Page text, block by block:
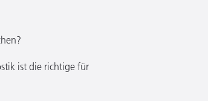
ist die richtige für